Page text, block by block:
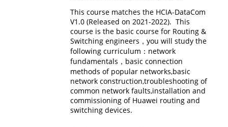
This course matches the HCIA-DataCom
V1.0 (Released on 2021-2022). This
course is the basic course for Routing &
Switching engineers，you will study the
following curriculum：network
fundamentals，basic connection
methods of popular networks,basic
network construction,troubleshooting of
common network faults,installation and
commissioning of Huawei routing and
switching devices.